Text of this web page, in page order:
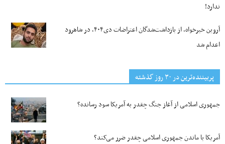
ندارد!
آروین خیرخواه، از بازداشت‌شدگان اعتراضات دی۴۰۴، در شاهرود
اعدام شد
پربیننده‌ترین‌ در ۳۰ روز گذشته
جمهوری اسلامی از آغاز جنگ چقدر به آمریکا سود رسانده؟
آمریکا با ماندن جمهوری اسلامی چقدر ضرر می‌کند؟